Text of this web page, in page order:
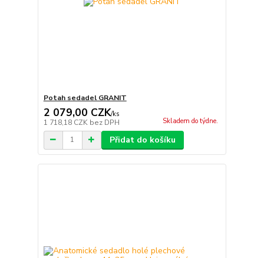
Potah sedadel GRANIT
2 079,00 CZK/ks
1 718,18 CZK bez DPH Skladem do týdne.
Přidat do košíku